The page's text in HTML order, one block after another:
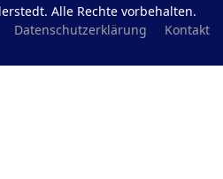
Alle Rechte vorbehalten.
Datenschutzerklärung Kontakt